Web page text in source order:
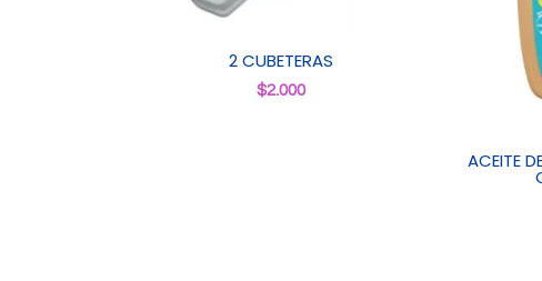
2 CUBETERAS
$2.000
ACEITE